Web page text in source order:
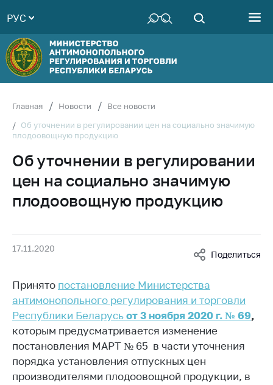
Руководство
Структура
Министерства
Территориальные
Законодательство
Антикоррупционная
деятельность
Общественно-
консультативный
Соискателям
Белорусская
универсальная
товарная биржа
Общественная
жизнь
Идеологическая
работа
РУС
Главная Новости
Все новости
Об уточнении в регулировании цен на социально значимую
плодоовощную продукцию
Об уточнении в регулировании
цен на социально значимую
плодоовощную продукцию
17.11.2020
Поделиться
Принято постановление Министерства
антимонопольного регулирования и торговли
Республики Беларусьот 3 ноября 2020 г. № 69,
которым предусматривается изменение
постановления МАРТ № 65 в части уточнения
порядка установления отпускных цен
производителями плодоовощной продукции, в